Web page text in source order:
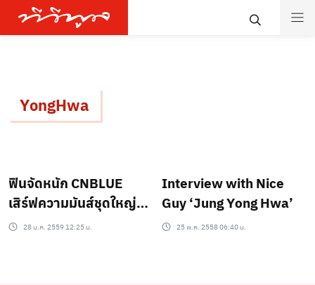
YongHwa
ฟินจัดหนัก CNBLUE
เสิร์ฟความมันส์ชุดใหญ่
ฉลอง 6 ปี
28 ม.ค. 2559 12:25 น.
Interview with Nice
Guy ‘Jung Yong Hwa’
25 พ.ค. 2558 06:40 น.